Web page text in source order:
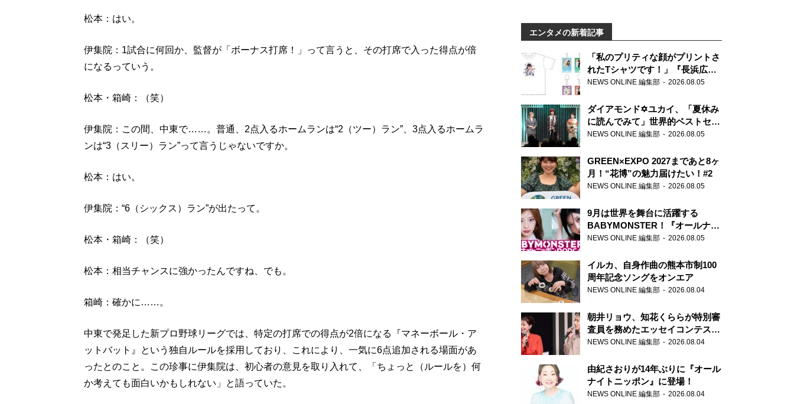
松本：はい。
伊集院：1試合に何回か、監督が「ボーナス打席！」って言うと、その打席で入った得点が倍
になるっていう。
松本・箱崎：（笑）
伊集院：この間、中東で……。普通、2点入るホームランは“2（ツー）ラン”、3点入るホームラ
ンは“3（スリー）ラン”って言うじゃないですか。
松本：はい。
伊集院：“6（シックス）ラン”が出たって。
松本・箱崎：（笑）
松本：相当チャンスに強かったんですね、でも。
箱崎：確かに……。
中東で発足した新プロ野球リーグでは、特定の打席での得点が2倍になる『マネーボール・ア
ットバット』という独自ルールを採用しており、これにより、一気に6点追加される場面があ
ったとのこと。この珍事に伊集院は、初心者の意見を取り入れて、「ちょっと（ルールを）何
か考えても面白いかもしれない」と語っていた。
エンタメの新着記事
「私のプリティな顔がプリントさ
れたTシャツです！」『長浜広奈
天下無双』初の番組グッズ発売
NEWS ONLINE 編集部 2026.08.05
ダイアモンド✡ユカイ、「夏休み
に読んでみて」世界的ベストセラ
ー『アナスタシア』を紹介
NEWS ONLINE 編集部 2026.08.05
GREEN×EXPO 2027まであと8ヶ
月！“花博”の魅力届けたい！#2
NEWS ONLINE 編集部 2026.08.05
9月は世界を舞台に活躍する
BABYMONSTER！『オールナイ
トニッポンPODCAST』月替わり
NEWS ONLINE 編集部 2026.08.05
イルカ、自身作曲の熊本市制100
周年記念ソングをオンエア
NEWS ONLINE 編集部 2026.08.04
朝井リョウ、知花くららが特別審
査員を務めたエッセイコンテスト
の特別番組「#いまあなたに伝え
NEWS ONLINE 編集部 2026.08.04
由紀さおりが14年ぶりに『オール
ナイトニッポン』に登場！
NEWS ONLINE 編集部 2026.08.04